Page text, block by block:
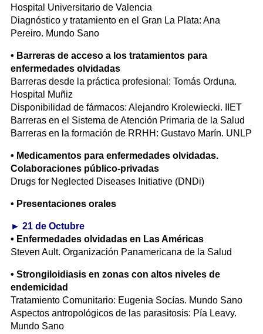
Hospital Universitario de Valencia
Diagnóstico y tratamiento en el Gran La Plata: Ana
Pereiro. Mundo Sano
• Barreras de acceso a los tratamientos para
enfermedades olvidadas
Barreras desde la práctica profesional: Tomás Orduna.
Hospital Muñiz
Disponibilidad de fármacos: Alejandro Krolewiecki. IIET
Barreras en el Sistema de Atención Primaria de la Salud
Barreras en la formación de RRHH: Gustavo Marín. UNLP
• Medicamentos para enfermedades olvidadas.
Colaboraciones público-privadas
Drugs for Neglected Diseases Initiative (DNDi)
• Presentaciones orales
► 21 de Octubre
• Enfermedades olvidadas en Las Américas
Steven Ault. Organización Panamericana de la Salud
• Strongiloidiasis en zonas con altos niveles de
endemicidad
Tratamiento Comunitario: Eugenia Socías. Mundo Sano
Aspectos antropológicos de las parasitosis: Pía Leavy.
Mundo Sano